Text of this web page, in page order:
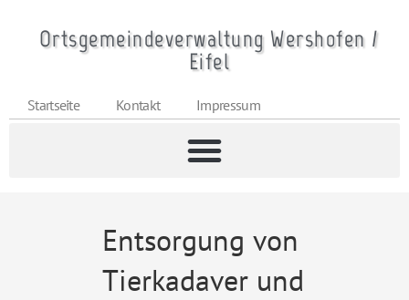
Ortsgemeindeverwaltung Wershofen /
Eifel
Startseite Kontakt Impressum
Entsorgung von
Tierkadaver und